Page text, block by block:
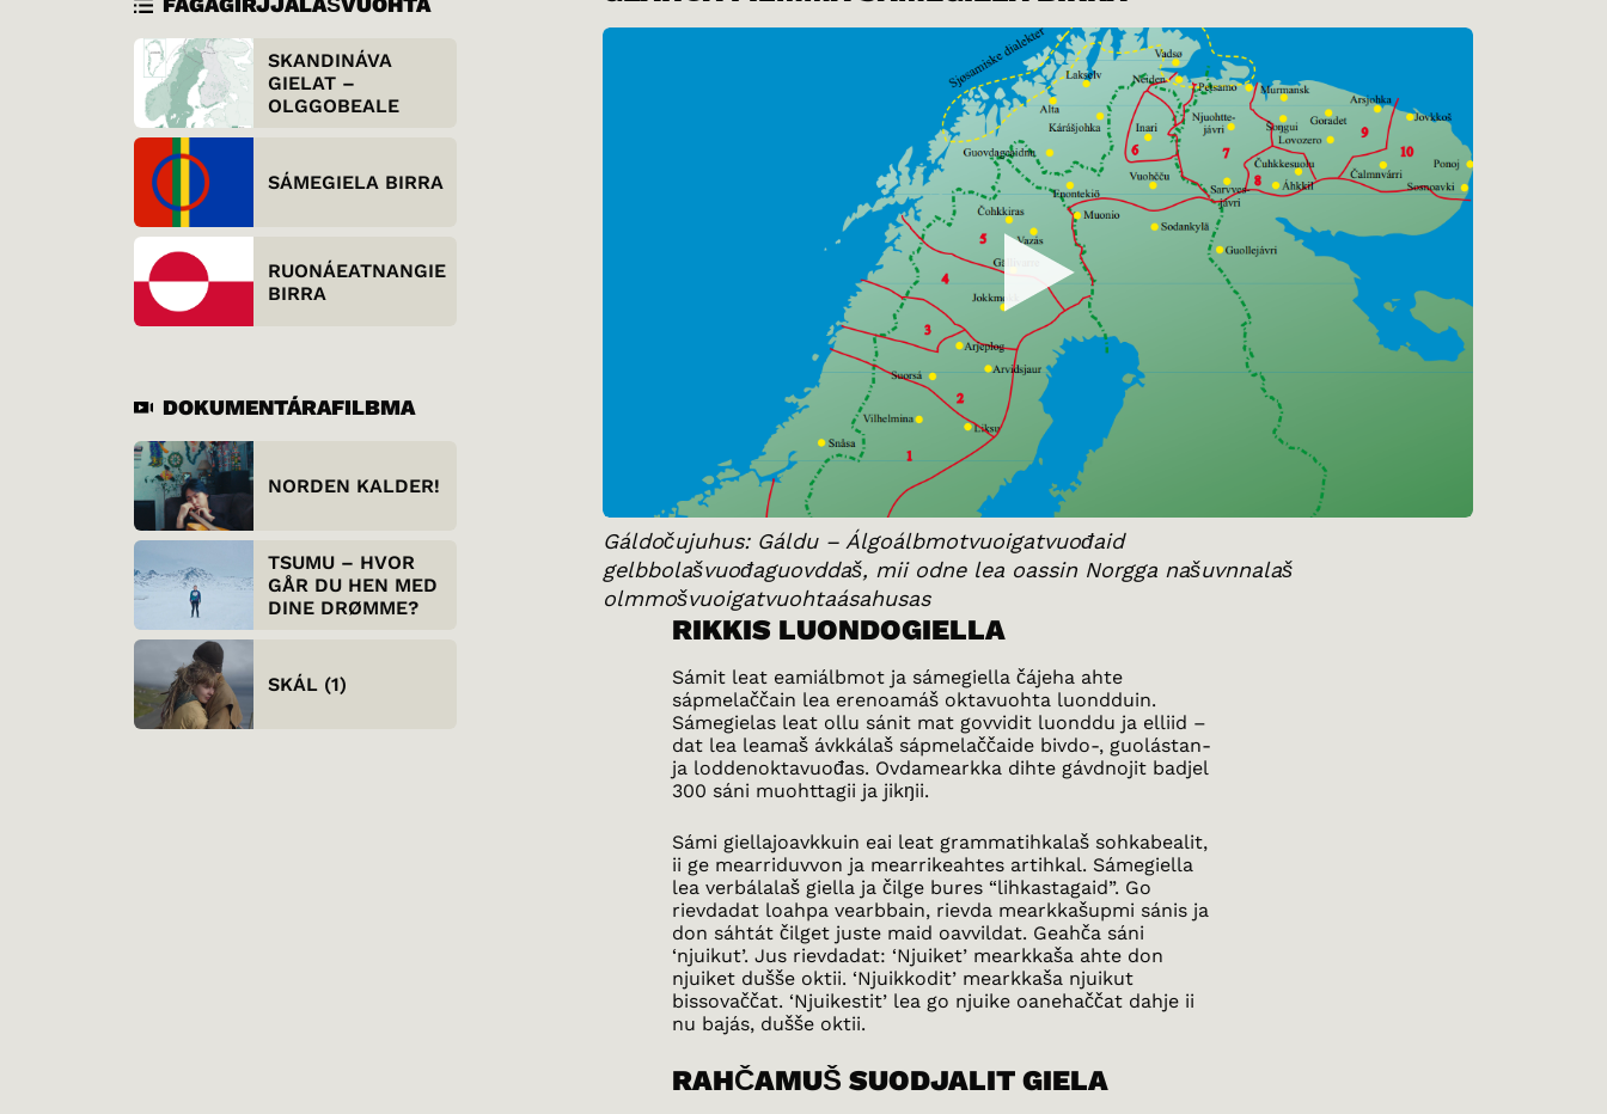
SKANDINÁVA
GIELAT –
OLGGOBEALE
SÁMEGIELA BIRRA
RUONÁEATNANGIELA
BIRRA
DOKUMENTÁRAFILBMA
NORDEN KALDER!
TSUMU – HVOR
GÅR DU HEN MED
DINE DRØMME?
SKÁL (1)
Gáldočujuhus: Gáldu – Álgoálbmotvuoigatvuođaid
gelbbolašvuođaguovddaš, mii odne lea oassin Norgga našuvnnalaš
olmmošvuoigatvuohtaásahusas
RIKKIS LUONDOGIELLA
Sámit leat eamiálbmot ja sámegiella čájeha ahte
sápmelaččain lea erenoamáš oktavuohta luondduin.
Sámegielas leat ollu sánit mat govvidit luonddu ja elliid –
dat lea leamaš ávkkálaš sápmelaččaide bivdo-, guolástan-
ja loddenoktavuođas. Ovdamearkka dihte gávdnojit badjel
300 sáni muohttagii ja jikŋii.
Sámi giellajoavkkuin eai leat grammatihkalaš sohkabealit,
ii ge mearriduvvon ja mearrikeahtes artihkal. Sámegiella
lea verbálalaš giella ja čilge bures “lihkastagaid”. Go
rievdadat loahpa vearbbain, rievda mearkkašupmi sánis ja
don sáhtát čilget juste maid oavvildat. Geahča sáni
‘njuikut’. Jus rievdadat: ‘Njuiket’ mearkkaša ahte don
njuiket dušše oktii. ‘Njuikkodit’ mearkkaša njuikut
bissovaččat. ‘Njuikestit’ lea go njuike oanehaččat dahje ii
nu bajás, dušše oktii.
RAHČAMUŠ SUODJALIT GIELA